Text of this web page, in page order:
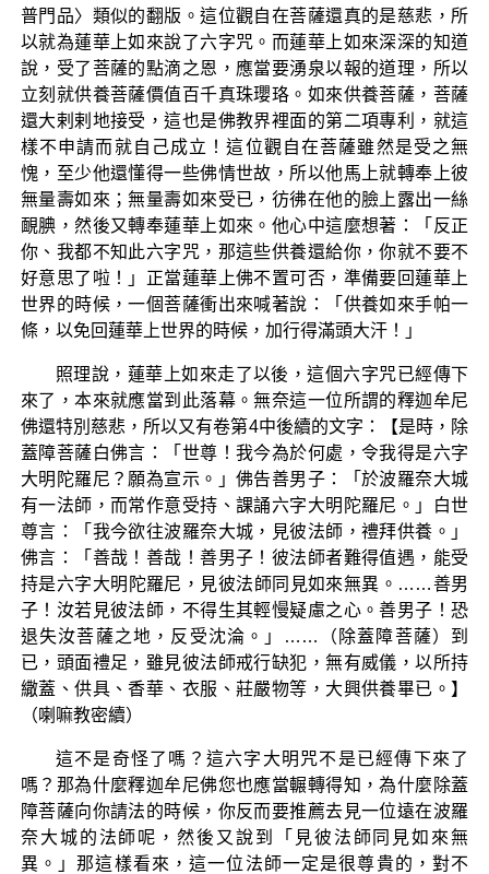
普門品〉類似的翻版。這位觀自在菩薩還真的是慈悲，所
以就為蓮華上如來說了六字咒。而蓮華上如來深深的知道
說，受了菩薩的點滴之恩，應當要湧泉以報的道理，所以
立刻就供養菩薩價值百千真珠瓔珞。如來供養菩薩，菩薩
還大剌剌地接受，這也是佛教界裡面的第二項專利，就這
樣不申請而就自己成立！這位觀自在菩薩雖然是受之無
愧，至少他還懂得一些佛情世故，所以他馬上就轉奉上彼
無量壽如來；無量壽如來受已，彷彿在他的臉上露出一絲
靦腆，然後又轉奉蓮華上如來。他心中這麼想著：「反正
你、我都不知此六字咒，那這些供養還給你，你就不要不
好意思了啦！」正當蓮華上佛不置可否，準備要回蓮華上
世界的時候，一個菩薩衝出來喊著說：「供養如來手帕一
條，以免回蓮華上世界的時候，加行得滿頭大汗！」
照理說，蓮華上如來走了以後，這個六字咒已經傳下
來了，本來就應當到此落幕。無奈這一位所謂的釋迦牟尼
佛還特別慈悲，所以又有卷第4中後續的文字：【是時，除
蓋障菩薩白佛言：「世尊！我今為於何處，令我得是六字
大明陀羅尼？願為宣示。」佛告善男子：「於波羅奈大城
有一法師，而常作意受持、課誦六字大明陀羅尼。」白世
尊言：「我今欲往波羅奈大城，見彼法師，禮拜供養。」
佛言：「善哉！善哉！善男子！彼法師者難得值遇，能受
持是六字大明陀羅尼，見彼法師同見如來無異。……善男
子！汝若見彼法師，不得生其輕慢疑慮之心。善男子！恐
退失汝菩薩之地，反受沈淪。」……（除蓋障菩薩）到
已，頭面禮足，雖見彼法師戒行缺犯，無有威儀，以所持
繖蓋、供具、香華、衣服、莊嚴物等，大興供養畢已。】
（喇嘛教密續）
這不是奇怪了嗎？這六字大明咒不是已經傳下來了
嗎？那為什麼釋迦牟尼佛您也應當輾轉得知，為什麼除蓋
障菩薩向你請法的時候，你反而要推薦去見一位遠在波羅
奈大城的法師呢，然後又說到「見彼法師同見如來無
異。」那這樣看來，這一位法師一定是很尊貴的，對不